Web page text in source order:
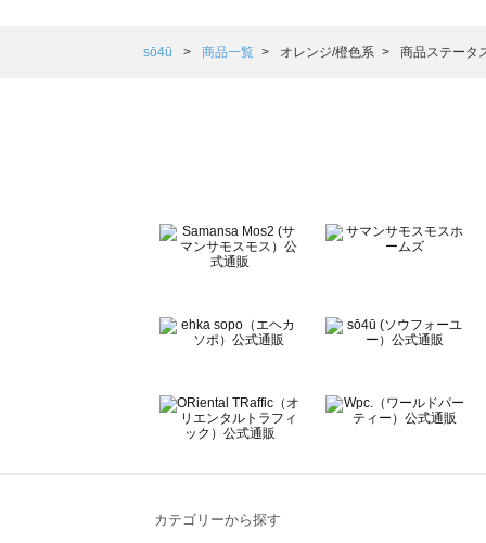
Samansa Mos2 Lagom（サマンサモスモス ラーゴム）の
BETTY'S BLUE（べティーズブルー）の一覧
Wpc.（ワールドパーティー）の一覧
sō4ū 商品一覧 オレンジ/橙色系 商品ステータ
カテゴリーから探す